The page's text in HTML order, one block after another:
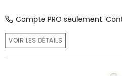
Compte PRO seulement.
VOIR LES DÉTAILS